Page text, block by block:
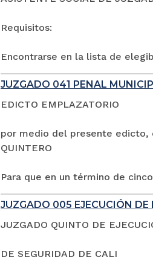
Requisitos:
Encontrarse en la lista de
JUZGADO 041 PENAL
EDICTO EMPLAZATORIO
por medio del presente edicto,
QUINTERO
Para que en un término de
JUZGADO 005 EJECUCIÓN DE
JUZGADO QUINTO DE
DE SEGURIDAD DE CALI